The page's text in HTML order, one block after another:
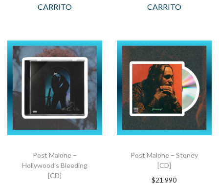
CARRITO
CARRITO
Post Malone –
Hollywood’s Bleeding
[CD]
Post Malone – Stoney
[CD]
$21.990